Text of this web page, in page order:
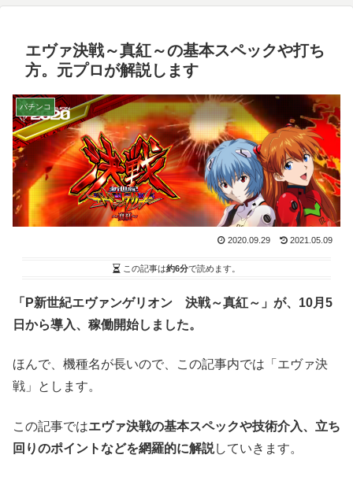
エヴァ決戦～真紅～の基本スペックや打ち
方。元プロが解説します
パチンコ
2020.09.29 2021.05.09
この記事は約6分で読めます。
「P新世紀エヴァンゲリオン 決戦～真紅～」が、10月5
日から導入、稼働開始しました。
ほんで、機種名が長いので、この記事内では「エヴァ決
戦」とします。
この記事ではエヴァ決戦の基本スペックや技術介入、立ち
回りのポイントなどを網羅的に解説していきます。